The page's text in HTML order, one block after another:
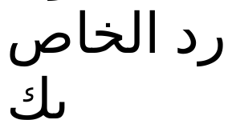
الخاص
بك